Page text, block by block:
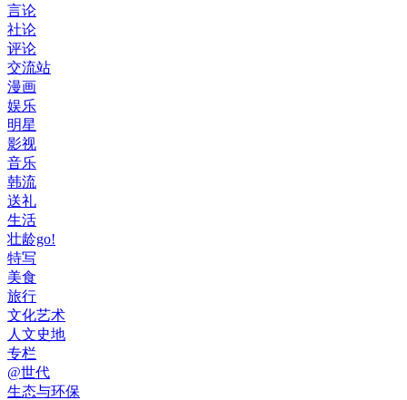
言论
社论
评论
交流站
漫画
娱乐
明星
影视
音乐
韩流
送礼
生活
壮龄go!
特写
美食
旅行
文化艺术
人文史地
专栏
@世代
生态与环保